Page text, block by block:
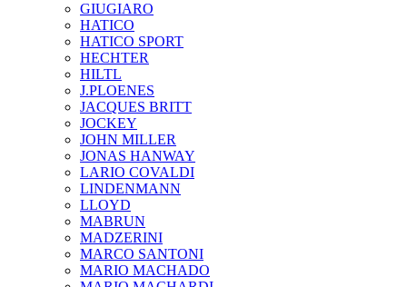
GIUGIARO
HATICO
HATICO SPORT
HECHTER
HILTL
J.PLOENES
JAСQUES BRITT
JOCKEY
JOHN MILLER
JONAS HANWAY
LARIO COVALDI
LINDENMANN
LLOYD
MABRUN
MADZERINI
MARCO SANTONI
MARIO MACHADO